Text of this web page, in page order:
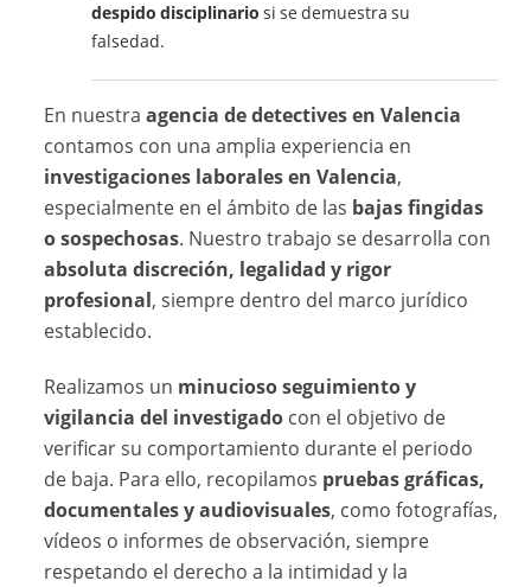
despido disciplinario si se demuestra su
falsedad.
En nuestraagencia de detectives en Valencia
contamos con una amplia experiencia en
investigaciones laborales en Valencia,
especialmente en el ámbito de las bajas fingidas
o sospechosas. Nuestro trabajo se desarrolla con
absoluta discreción, legalidad y rigor
profesional, siempre dentro del marco jurídico
establecido.
Realizamos un minucioso seguimiento y
vigilancia del investigado con el objetivo de
verificar su comportamiento durante el periodo
de baja. Para ello, recopilamos pruebas gráficas,
documentales y audiovisuales, como fotografías,
vídeos o informes de observación, siempre
respetando el derecho a la intimidad y la